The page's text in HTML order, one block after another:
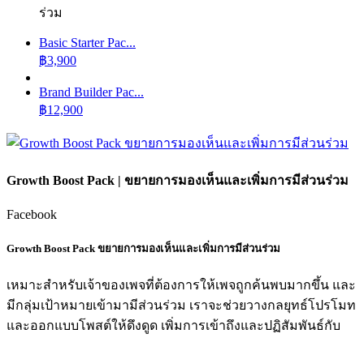
ร่วม
Basic Starter Pac...
฿3,900
Brand Builder Pac...
฿12,900
Growth Boost Pack | ขยายการมองเห็นและเพิ่มการมีส่วนร่วม
Facebook
Growth Boost Pack ขยายการมองเห็นและเพิ่มการมีส่วนร่วม
เหมาะสำหรับเจ้าของเพจที่ต้องการให้เพจถูกค้นพบมากขึ้น และ
มีกลุ่มเป้าหมายเข้ามามีส่วนร่วม เราจะช่วยวางกลยุทธ์โปรโมท
และออกแบบโพสต์ให้ดึงดูด เพิ่มการเข้าถึงและปฏิสัมพันธ์กับ